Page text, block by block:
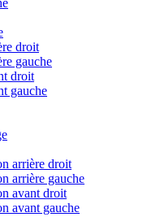
droit
gauche
droit
gauche
arrière droit
arrière gauche
avant droit
avant gauche